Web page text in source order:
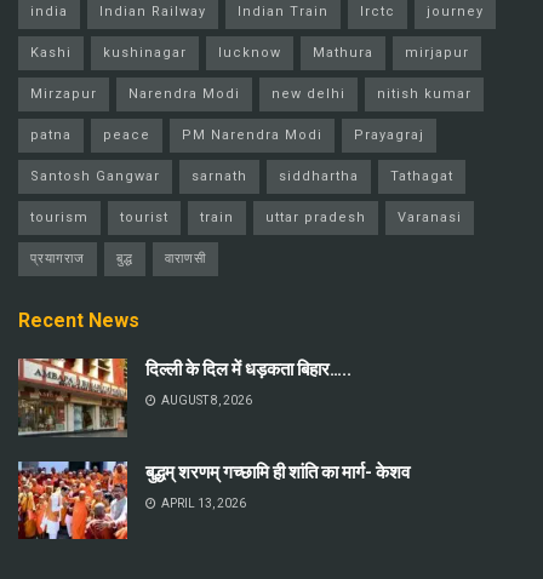
india Indian Railway Indian Train Irctc journey
Kashi kushinagar lucknow Mathura mirjapur
Mirzapur Narendra Modi new delhi nitish kumar
patna peace PM Narendra Modi Prayagraj
Santosh Gangwar sarnath siddhartha Tathagat
tourism tourist train uttar pradesh Varanasi
प्रयागराज बुद्ध वाराणसी
Recent News
दिल्ली के दिल में धड़कता बिहार…..
AUGUST 8, 2026
बुद्धम् शरणम् गच्छामि ही शांति का मार्ग- केशव
APRIL 13, 2026